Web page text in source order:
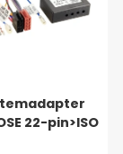
22-pin>ISO